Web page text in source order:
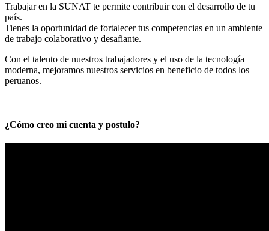
Trabajar en la SUNAT te permite contribuir con el desarrollo de tu
país.
Tienes la oportunidad de fortalecer tus competencias en un ambiente
de trabajo colaborativo y desafiante.
Con el talento de nuestros trabajadores y el uso de la tecnología
moderna, mejoramos nuestros servicios en beneficio de todos los
peruanos.
¿Cómo creo mi cuenta y postulo?